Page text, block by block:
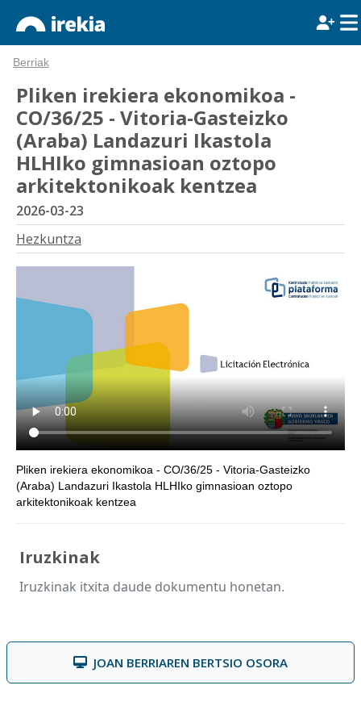
Berriak
Pliken irekiera ekonomikoa -
CO/36/25 - Vitoria-Gasteizko
(Araba) Landazuri Ikastola
HLHIko gimnasioan oztopo
arkitektonikoak kentzea
2026-03-23
Hezkuntza
Pliken irekiera ekonomikoa - CO/36/25 - Vitoria-Gasteizko
(Araba) Landazuri Ikastola HLHIko gimnasioan oztopo
arkitektonikoak kentzea
Iruzkinak
Iruzkinak itxita daude dokumentu honetan.
JOAN BERRIAREN BERTSIO OSORA